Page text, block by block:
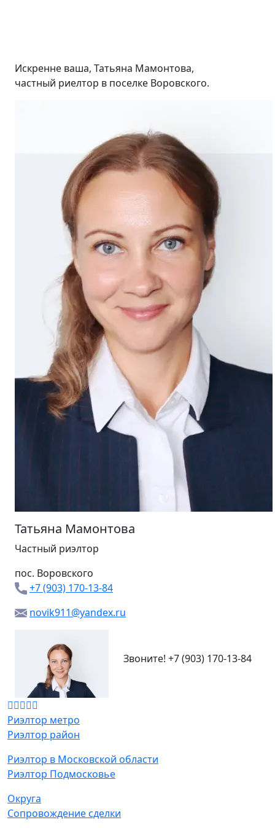
Искренне ваша, Татьяна Мамонтова,
частный риелтор в поселке Воровского.
Татьяна Мамонтова
Частный риэлтор
пос. Воровского
+7 (903) 170-13-84
novik911@yandex.ru
Звоните! +7 (903) 170-13-84
Риэлтор метро
Риэлтор район
Риэлтор в Московской области
Риэлтор Подмосковье
Округа
Сопровождение сделки